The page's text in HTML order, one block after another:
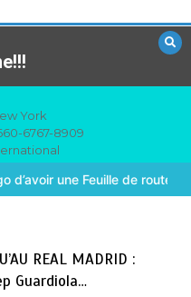
York
6767-8909
: Les révélations chocs de
REAL MADRID :
Guardiola…
un indicateur de
DES GOUVERNEURS ET
du service public